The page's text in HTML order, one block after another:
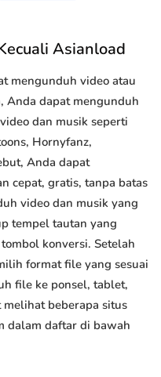
Asianload
mengunduh video atau
Anda dapat mengunduh
dan musik seperti
Hornyfanz,
Anda dapat
cepat, gratis, tanpa batas
video dan musik yang
tempel tautan yang
konversi. Setelah
format file yang sesuai
file ke ponsel, tablet,
beberapa situs
dalam daftar di bawah